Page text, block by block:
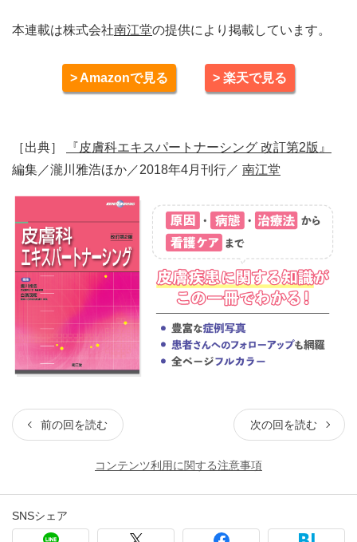
本連載は株式会社南江堂の提供により掲載しています。
> Amazonで見る > 楽天で見る
［出典］
『皮膚科エキスパートナーシング 改訂第2版』
編集／瀧川雅浩ほか／2018年4月刊行／ 南江堂
前の回を読む 次の回を読む
コンテンツ利用に関する注意事項
SNSシェア